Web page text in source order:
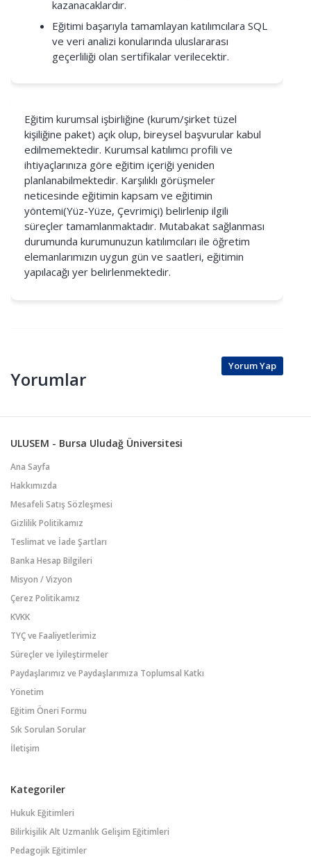
kazanacaklardır.
Eğitimi başarıyla tamamlayan katılımcılara SQL
ve veri analizi konularında uluslararası
geçerliliği olan sertifikalar verilecektir.
Eğitim kurumsal işbirliğine (kurum/şirket tüzel
kişiliğine paket) açık olup, bireysel başvurular kabul
edilmemektedir. Kurumsal katılımcı profili ve
ihtiyaçlarınıza göre eğitim içeriği yeniden
planlanabilmektedir. Karşılıklı görüşmeler
neticesinde eğitimin kapsam ve eğitimin
yöntemi(Yüz-Yüze, Çevrimiçi) belirlenip ilgili
süreçler tamamlanmaktadır. Mutabakat sağlanması
durumunda kurumunuzun katılımcıları ile öğretim
elemanlarımızın uygun gün ve saatleri, eğitimin
yapılacağı yer belirlenmektedir.
Yorumlar
Yorum Yap
ULUSEM - Bursa Uludağ Üniversitesi
Ana Sayfa
Hakkımızda
Mesafeli Satış Sözleşmesi
Gizlilik Politikamız
Teslimat ve İade Şartları
Banka Hesap Bilgileri
Misyon / Vizyon
Çerez Politikamız
KVKK
TYÇ ve Faaliyetlerimiz
Süreçler ve İyileştirmeler
Paydaşlarımız ve Paydaşlarımıza Toplumsal Katkı
Yönetim
Eğitim Öneri Formu
Sık Sorulan Sorular
İletişim
Kategoriler
Hukuk Eğitimleri
Bilirkişilik Alt Uzmanlık Gelişim Eğitimleri
Pedagojik Eğitimler